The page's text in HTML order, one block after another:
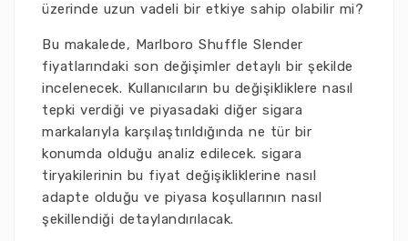
üzerinde uzun vadeli bir etkiye sahip olabilir mi?
Bu makalede, Marlboro Shuffle Slender
fiyatlarındaki son değişimler detaylı bir şekilde
incelenecek. Kullanıcıların bu değişikliklere nasıl
tepki verdiği ve piyasadaki diğer sigara
markalarıyla karşılaştırıldığında ne tür bir
konumda olduğu analiz edilecek. sigara
tiryakilerinin bu fiyat değişikliklerine nasıl
adapte olduğu ve piyasa koşullarının nasıl
şekillendiği detaylandırılacak.